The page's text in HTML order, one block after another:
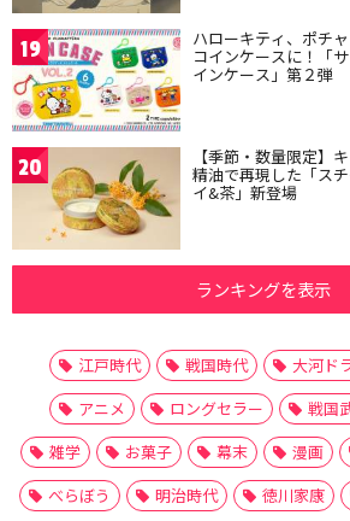
19 ハローキティ、ポチ
コインケースに！「
インケース」第２弾
20 【季節・数量限定】
精油で再現した「ス
イ&茶」新登場
ランキングを表示
江戸時代 戦国時代 大河ド
アニメ
ロングセラー 戦国
雑学
お菓子 幕末 漫画
べらぼう
明治時代 徳川家康